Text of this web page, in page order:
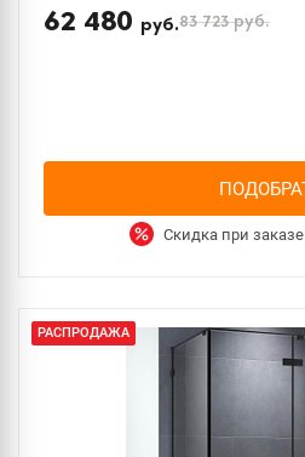
62 480 руб.83 723руб.
Скидка при
РАСПРОДАЖА